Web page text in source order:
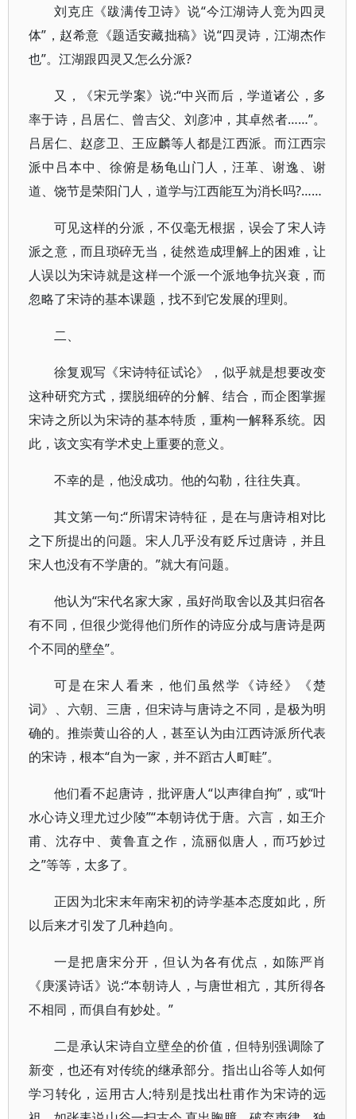
刘克庄《跋满传卫诗》说“今江湖诗人竞为四灵
体”，赵希意《题适安藏拙稿》说“四灵诗，江湖杰作
也”。江湖跟四灵又怎么分派?
又，《宋元学案》说:“中兴而后，学道诸公，多
率于诗，吕居仁、曾吉父、刘彦冲，其卓然者……”。
吕居仁、赵彦卫、王应麟等人都是江西派。而江西宗
派中吕本中、徐俯是杨龟山门人，汪革、谢逸、谢
道、饶节是荣阳门人，道学与江西能互为消长吗?……
可见这样的分派，不仅毫无根据，误会了宋人诗
派之意，而且琐碎无当，徒然造成理解上的困难，让
人误以为宋诗就是这样一个派一个派地争抗兴衰，而
忽略了宋诗的基本课题，找不到它发展的理则。
二、
徐复观写《宋诗特征试论》，似乎就是想要改变
这种研究方式，摆脱细碎的分解、结合，而企图掌握
宋诗之所以为宋诗的基本特质，重构一解释系统。因
此，该文实有学术史上重要的意义。
不幸的是，他没成功。他的勾勒，往往失真。
其文第一句:“所谓宋诗特征，是在与唐诗相对比
之下所提出的问题。宋人几乎没有贬斥过唐诗，并且
宋人也没有不学唐的。”就大有问题。
他认为“宋代名家大家，虽好尚取舍以及其归宿各
有不同，但很少觉得他们所作的诗应分成与唐诗是两
个不同的壁垒”。
可是在宋人看来，他们虽然学《诗经》《楚
词》、六朝、三唐，但宋诗与唐诗之不同，是极为明
确的。推崇黄山谷的人，甚至认为由江西诗派所代表
的宋诗，根本“自为一家，并不蹈古人町畦”。
他们看不起唐诗，批评唐人“以声律自拘”，或“叶
水心诗义理尤过少陵”“本朝诗优于唐。六言，如王介
甫、沈存中、黄鲁直之作，流丽似唐人，而巧妙过
之”等等，太多了。
正因为北宋末年南宋初的诗学基本态度如此，所
以后来才引发了几种趋向。
一是把唐宋分开，但认为各有优点，如陈严肖
《庚溪诗话》说:“本朝诗人，与唐世相亢，其所得各
不相同，而俱自有妙处。”
二是承认宋诗自立壁垒的价值，但特别强调除了
新变，也还有对传统的继承部分。指出山谷等人如何
学习转化，运用古人;特别是找出杜甫作为宋诗的远